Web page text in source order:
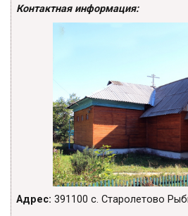
Контактная информация:
Адрес: 391100 с. Старолетово